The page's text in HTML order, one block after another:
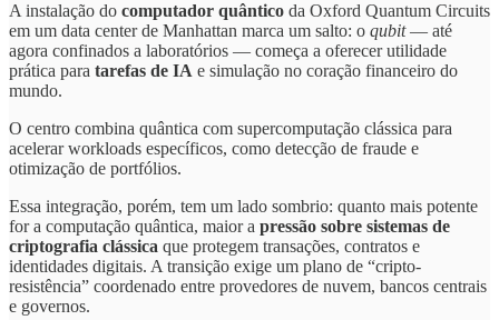
A instalação do computador quântico da Oxford Quantum Circuits
em um data center de Manhattan marca um salto: o qubit— até
agora confinados a laboratórios — começa a oferecer utilidade
prática para tarefas de IA e simulação no coração financeiro do
mundo.
O centro combina quântica com supercomputação clássica para
acelerar workloads específicos, como detecção de fraude e
otimização de portfólios.
Essa integração, porém, tem um lado sombrio: quanto mais potente
for a computação quântica, maior a pressão sobre sistemas de
criptografia clássica que protegem transações, contratos e
identidades digitais. A transição exige um plano de “cripto-
resistência” coordenado entre provedores de nuvem, bancos centrais
e governos.